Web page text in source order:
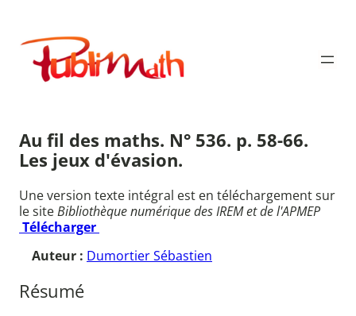
contenu
Publimath
Au fil des maths. N° 536. p. 58-66.
Les jeux d'évasion.
Une version texte intégral est en téléchargement sur
le siteBibliothèque numérique des IREM et de l'APMEP
Télécharger
Auteur : Dumortier Sébastien
Résumé